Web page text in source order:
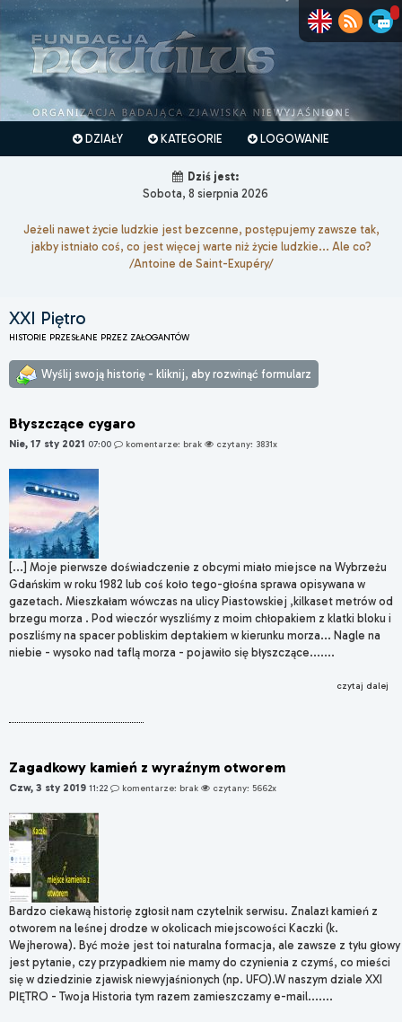
DZIAŁY KATEGORIE LOGOWANIE
Dziś jest:
Sobota, 8 sierpnia 2026
Jeżeli nawet życie ludzkie jest bezcenne, postępujemy zawsze tak,
jakby istniało coś, co jest więcej warte niż życie ludzkie... Ale co?
/Antoine de Saint-Exupéry/
XXI Piętro
HISTORIE PRZESŁANE PRZEZ ZAŁOGANTÓW
Wyślij swoją historię - kliknij, aby rozwinąć formularz
Błyszczące cygaro
Nie, 17 sty 2021 07:00 komentarze: brak czytany: 3831x
[...] Moje pierwsze doświadczenie z obcymi miało miejsce na Wybrzeżu
Gdańskim w roku 1982 lub coś koło tego-głośna sprawa opisywana w
gazetach. Mieszkałam wówczas na ulicy Piastowskiej ,kilkaset metrów od
brzegu morza . Pod wieczór wyszliśmy z moim chłopakiem z klatki bloku i
poszliśmy na spacer pobliskim deptakiem w kierunku morza... Nagle na
niebie - wysoko nad taflą morza - pojawiło się błyszczące.......
czytaj dalej
Zagadkowy kamień z wyraźnym otworem
Czw, 3 sty 2019 11:22 komentarze: brak czytany: 5662x
Bardzo ciekawą historię zgłosił nam czytelnik serwisu. Znalazł kamień z
otworem na leśnej drodze w okolicach miejscowości Kaczki (k.
Wejherowa). Być może jest toi naturalna formacja, ale zawsze z tyłu głowy
jest pytanie, czy przypadkiem nie mamy do czynienia z czymś, co mieści
się w dziedzinie zjawisk niewyjaśnionych (np. UFO).W naszym dziale XXI
PIĘTRO - Twoja Historia tym razem zamieszczamy e-mail.......